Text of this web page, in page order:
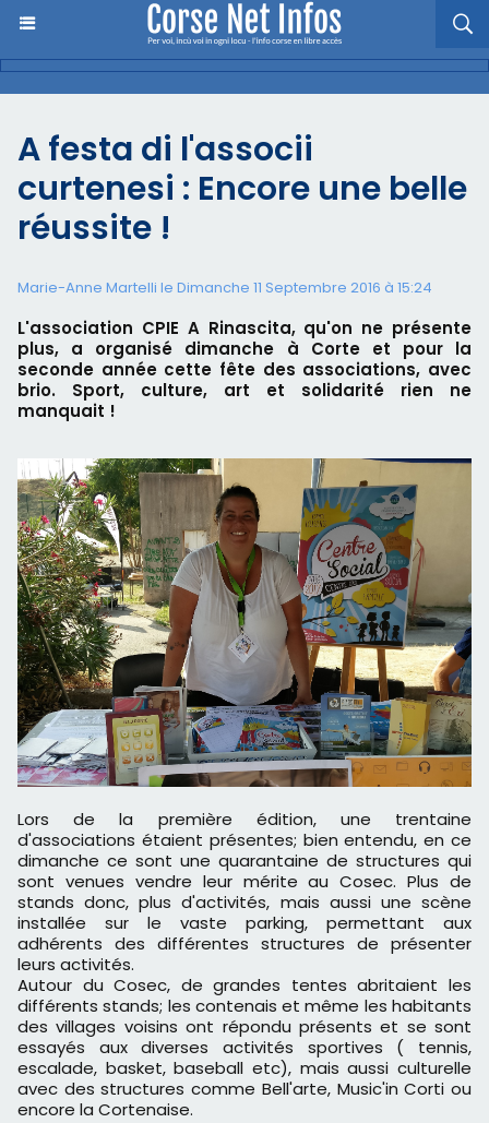
A festa di l'associi
curtenesi : Encore une belle
réussite !
Marie-Anne Martelli le Dimanche 11 Septembre 2016 à 15:24
L'association CPIE A Rinascita, qu'on ne présente
plus, a organisé dimanche à Corte et pour la
seconde année cette fête des associations, avec
brio. Sport, culture, art et solidarité rien ne
manquait !
Lors de la première édition, une trentaine
d'associations étaient présentes; bien entendu, en ce
dimanche ce sont une quarantaine de structures qui
sont venues vendre leur mérite au Cosec. Plus de
stands donc, plus d'activités, mais aussi une scène
installée sur le vaste parking, permettant aux
adhérents des différentes structures de présenter
leurs activités.
Autour du Cosec, de grandes tentes abritaient les
différents stands; les contenais et même les habitants
des villages voisins ont répondu présents et se sont
essayés aux diverses activités sportives ( tennis,
escalade, basket, baseball etc), mais aussi culturelle
avec des structures comme Bell'arte, Music'in Corti ou
encore la Cortenaise.